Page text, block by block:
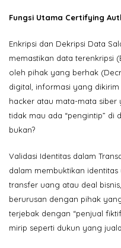
Fungsi Utama Certifying
Enkripsi dan Dekripsi Data
memastikan data terenkripsi
oleh pihak yang berhak
digital, informasi yang
hacker atau mata-mata
tidak mau ada “pengintip” di
bukan?
Validasi Identitas dalam
dalam membuktikan
transfer uang atau deal
berurusan dengan pihak
terjebak dengan “penjual
mirip seperti dukun yang